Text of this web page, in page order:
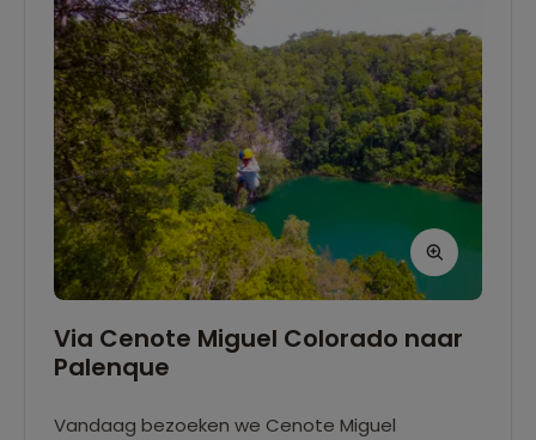
Via Cenote Miguel Colorado naar
Palenque
Vandaag bezoeken we Cenote Miguel